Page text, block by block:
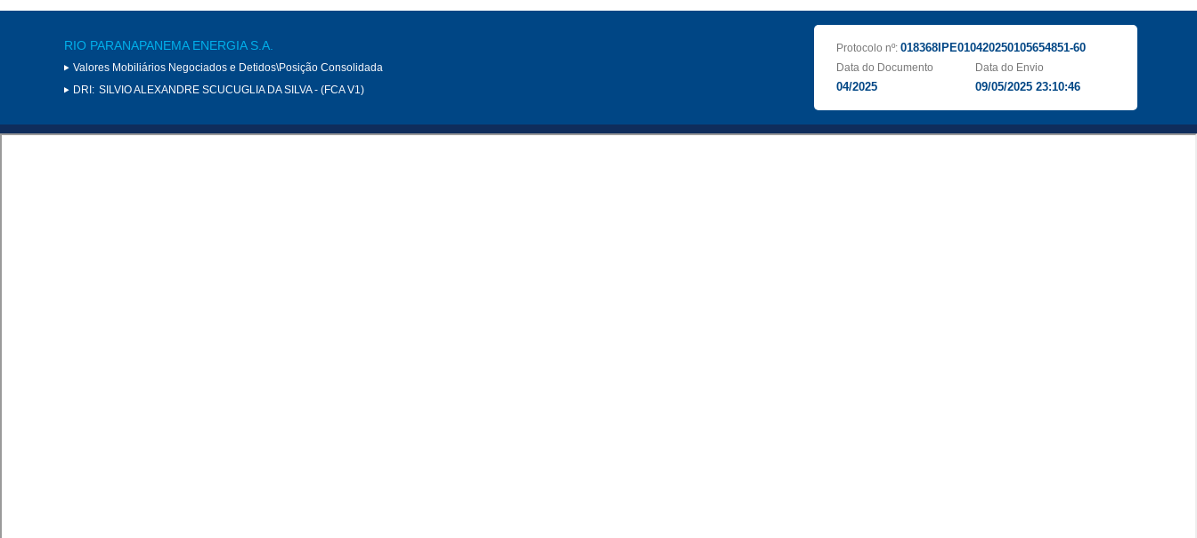
RIO PARANAPANEMA ENERGIA S.A.
Valores Mobiliários Negociados e Detidos\Posição Consolidada
DRI: SILVIO ALEXANDRE SCUCUGLIA DA SILVA - (FCA V1)
Protocolo nº: 018368IPE010420250105654851-60
Data do Documento
04/2025
Data do Envio
09/05/2025 23:10:46